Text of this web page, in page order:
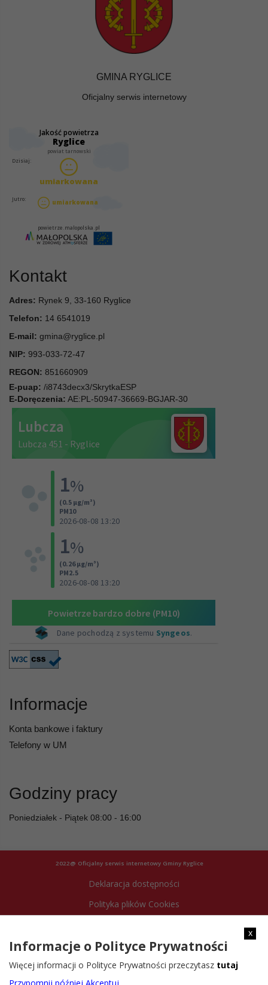
GMINA RYGLICE
Oficjalny serwis internetowy
Kontakt
Adres: Rynek 9, 33-160 Ryglice
Telefon: 14 6541019
E-mail: gmina@ryglice.pl
NIP: 993-033-72-47
REGON: 851660909
E-puap: /i8743decx3/SkrytkaESP
E-Doręczenia: AE:PL-50947-36669-BGJAR-30
Informacje
Konta bankowe i faktury
Telefony w UM
Godziny pracy
Poniedziałek - Piątek 08:00 - 16:00
2022@ Oficjalny serwis internetowy Gminy Ryglice
Deklaracja dostępności
Polityka plików Cookies
x
Informacje o Polityce Prywatności
Więcej informacji o Polityce Prywatności przeczytasz tutaj